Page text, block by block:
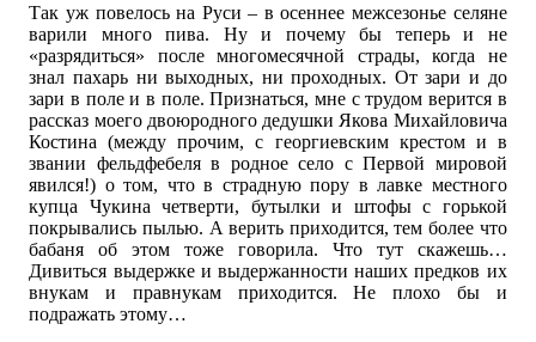
Так уж повелось на Руси – в осеннее межсезонье селяне
варили много пива. Ну и почему бы теперь и не
«разрядиться» после многомесячной страды, когда не
знал пахарь ни выходных, ни проходных. От зари и до
зари в поле и в поле. Признаться, мне с трудом верится в
рассказ моего двоюродного дедушки Якова Михайловича
Костина (между прочим, с георгиевским крестом и в
звании фельдфебеля в родное село с Первой мировой
явился!) о том, что в страдную пору в лавке местного
купца Чукина четверти, бутылки и штофы с горькой
покрывались пылью. А верить приходится, тем более что
бабаня об этом тоже говорила. Что тут скажешь…
Дивиться выдержке и выдержанности наших предков их
внукам и правнукам приходится. Не плохо бы и
подражать этому…